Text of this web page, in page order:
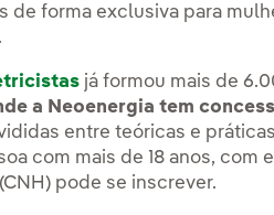
de forma exclusiva para
já formou mais de
a Neoenergia tem
entre teóricas e
com mais de 18 anos,
pode se inscrever.